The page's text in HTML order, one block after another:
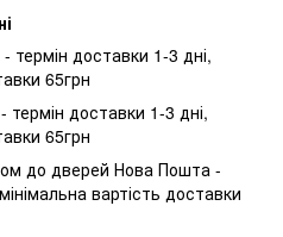
термін доставки 1-3 дні,
65грн
доставки 1-3 дні,
65грн
до дверей Нова Пошта -
вартість доставки